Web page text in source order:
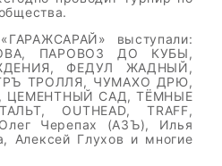
выступали:
ПАРОВОЗ ДО КУБЫ,
ФЕДУЛ ЖАДНЫЙ,
ТРОЛЛЯ, ЧУМАХО ДРЮ,
ЦЕМЕНТНЫЙ САД, ТЁМНЫЕ
OUTHEAD, TRAFF,
Черепах (АЗЪ), Илья
Алексей Глухов и многие